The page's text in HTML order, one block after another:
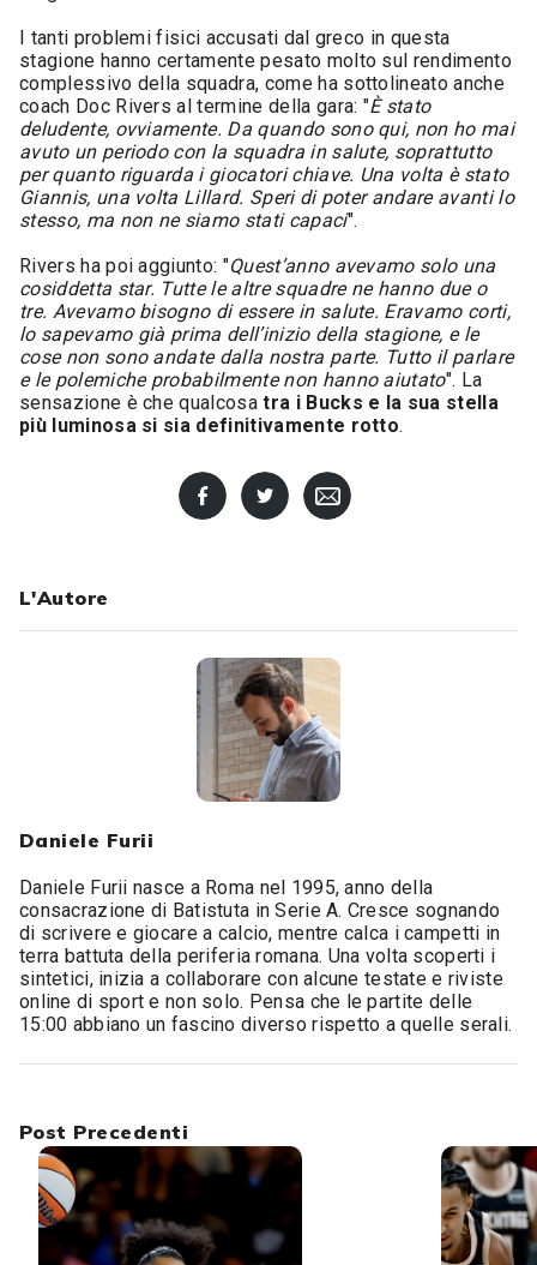
I tanti problemi fisici accusati dal greco in questa
stagione hanno certamente pesato molto sul rendimento
complessivo della squadra, come ha sottolineato anche
coach Doc Rivers al termine della gara: "È stato
deludente, ovviamente. Da quando sono qui, non ho mai
avuto un periodo con la squadra in salute, soprattutto
per quanto riguarda i giocatori chiave. Una volta è stato
Giannis, una volta Lillard. Speri di poter andare avanti lo
stesso, ma non ne siamo stati capaci".
Rivers ha poi aggiunto: "Quest’anno avevamo solo una
cosiddetta star. Tutte le altre squadre ne hanno due o
tre. Avevamo bisogno di essere in salute. Eravamo corti,
lo sapevamo già prima dell’inizio della stagione, e le
cose non sono andate dalla nostra parte. Tutto il parlare
e le polemiche probabilmente non hanno aiutato". La
sensazione è che qualcosatra i Bucks e la sua stella
più luminosa si sia definitivamente rotto.
L'Autore
Daniele Furii
Daniele Furii nasce a Roma nel 1995, anno della
consacrazione di Batistuta in Serie A. Cresce sognando
di scrivere e giocare a calcio, mentre calca i campetti in
terra battuta della periferia romana. Una volta scoperti i
sintetici, inizia a collaborare con alcune testate e riviste
online di sport e non solo. Pensa che le partite delle
15:00 abbiano un fascino diverso rispetto a quelle serali.
Post Precedenti